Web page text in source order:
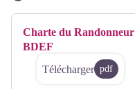
Charte du Randonneur
BDEF
Télécharger pdf